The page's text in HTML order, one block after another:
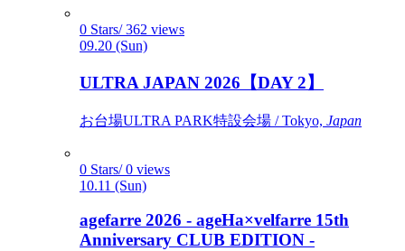
0 Stars/ 362 views
09.20 (Sun)
ULTRA JAPAN 2026【DAY 2】
お台場ULTRA PARK特設会場 / Tokyo, Japan
0 Stars/ 0 views
10.11 (Sun)
agefarre 2026 - ageHa×velfarre 15th
Anniversary CLUB EDITION -